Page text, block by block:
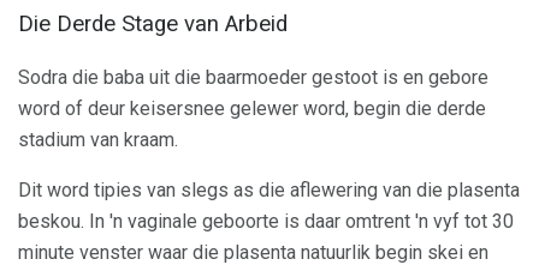
Die Derde Stage van Arbeid
Sodra die baba uit die baarmoeder gestoot is en gebore
word of deur keisersnee gelewer word, begin die derde
stadium van kraam.
Dit word tipies van slegs as die aflewering van die plasenta
beskou. In 'n vaginale geboorte is daar omtrent 'n vyf tot 30
minute venster waar die plasenta natuurlik begin skei en